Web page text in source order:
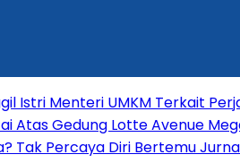
Istri Menteri UMKM Terkait
Atas Gedung Lotte Avenue
Tak Percaya Diri Bertemu